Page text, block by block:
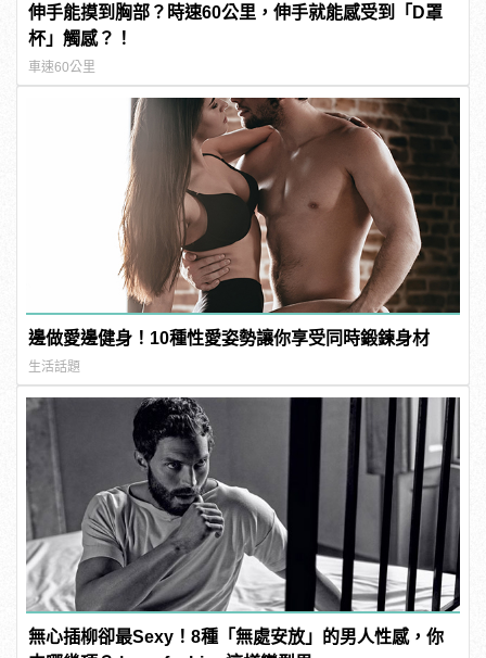
伸手能摸到胸部？時速60公里，伸手就能感受到「D罩
杯」觸感？！
車速60公里
邊做愛邊健身！10種性愛姿勢讓你享受同時鍛鍊身材
生活話題
無心插柳卻最Sexy！8種「無處安放」的男人性感，你